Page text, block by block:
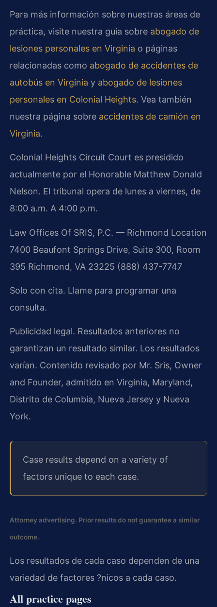
Para más información sobre nuestras áreas de
práctica, visite nuestra guía sobre abogado de
lesiones personales en Virginia o páginas
relacionadas como abogado de accidentes de
autobús en Virginia y abogado de lesiones
personales en Colonial Heights. Vea también
nuestra página sobre accidentes de camión en
Virginia.
Colonial Heights Circuit Court es presidido
actualmente por el Honorable Matthew Donald
Nelson. El tribunal opera de lunes a viernes, de
8:00 a.m. A 4:00 p.m.
Law Offices Of SRIS, P.C. — Richmond Location
7400 Beaufont Springs Drive, Suite 300, Room
395 Richmond, VA 23225 (888) 437-7747
Solo con cita. Llame para programar una
consulta.
Publicidad legal. Resultados anteriores no
garantizan un resultado similar. Los resultados
varían. Contenido revisado por Mr. Sris, Owner
and Founder, admitido en Virginia, Maryland,
Distrito de Columbia, Nueva Jersey y Nueva
York.
Case results depend on a variety of
factors unique to each case.
Attorney advertising. Prior results do not guarantee a similar
outcome.
Los resultados de cada caso dependen de una
variedad de factores ?nicos a cada caso.
All practice pages